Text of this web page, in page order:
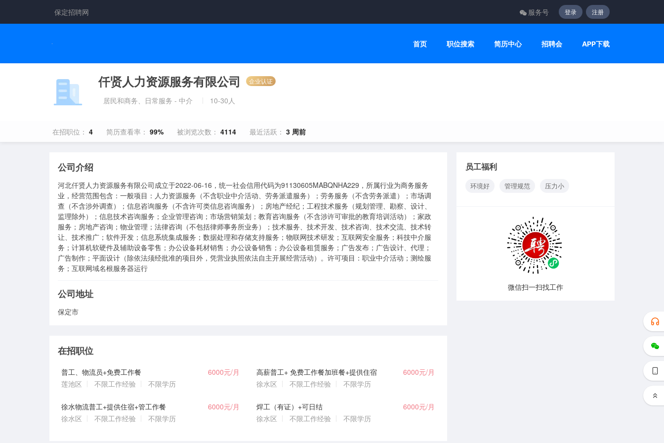
保定招聘网 服务号 登录 注册
首页 职位搜索 简历中心 招聘会 APP下载
仟贤人力资源服务有限公司 企业认证
居民和商务、日常服务 - 中介 10-30人
在招职位： 4 简历查看率： 99% 被浏览次数： 4114 最近活跃： 3 周前
公司介绍
河北仟贤人力资源服务有限公司成立于2022-06-16，统一社会信用代码为91130605MABQNHA229，所属行业为商务服务
业，经营范围包含：一般项目：人力资源服务（不含职业中介活动、劳务派遣服务）；劳务服务（不含劳务派遣）；市场调
查（不含涉外调查）；信息咨询服务（不含许可类信息咨询服务）；房地产经纪；工程技术服务（规划管理、勘察、设计、
监理除外）；信息技术咨询服务；企业管理咨询；市场营销策划；教育咨询服务（不含涉许可审批的教育培训活动）；家政
服务；房地产咨询；物业管理；法律咨询（不包括律师事务所业务）；技术服务、技术开发、技术咨询、技术交流、技术转
让、技术推广；软件开发；信息系统集成服务；数据处理和存储支持服务；物联网技术研发；互联网安全服务；科技中介服
务；计算机软硬件及辅助设备零售；办公设备耗材销售；办公设备销售；办公设备租赁服务；广告发布；广告设计、代理；
广告制作；平面设计（除依法须经批准的项目外，凭营业执照依法自主开展经营活动）。许可项目：职业中介活动；测绘服
务；互联网域名根服务器运行
公司地址
保定市
在招职位
普工、物流员+免费工作餐
6000元/月
莲池区
不限工作经验 不限学历
高薪普工+ 免费工作餐加班餐+提供住宿
6000元/月
徐水区
不限工作经验 不限学历
徐水物流普工+提供住宿+管工作餐
6000元/月
徐水区
不限工作经验 不限学历
焊工（有证）+可日结
6000元/月
徐水区
不限工作经验 不限学历
员工福利
环境好 管理规范 压力小
微信扫一扫找工作